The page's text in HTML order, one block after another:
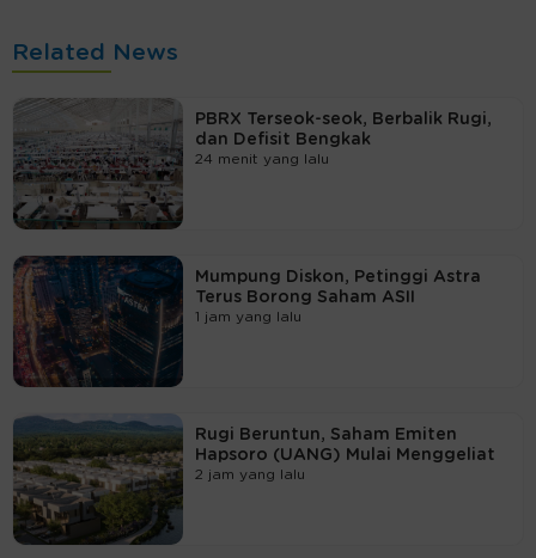
Related News
PBRX Terseok-seok, Berbalik Rugi,
dan Defisit Bengkak
24 menit yang lalu
Mumpung Diskon, Petinggi Astra
Terus Borong Saham ASII
1 jam yang lalu
Rugi Beruntun, Saham Emiten
Hapsoro (UANG) Mulai Menggeliat
2 jam yang lalu